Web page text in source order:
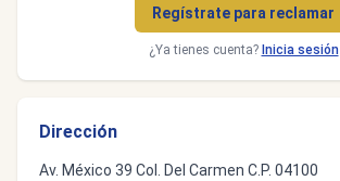
Regístrate para reclamar
¿Ya tienes cuenta? Inicia sesión
Dirección
Av. México 39 Col. Del Carmen C.P. 04100